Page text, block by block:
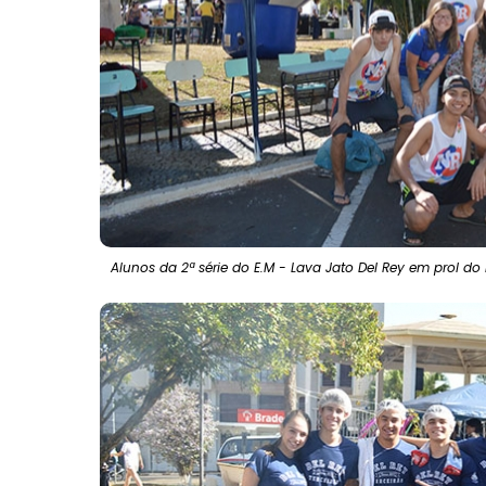
Alunos da 2ª série do E.M - Lava Jato Del Rey em prol do